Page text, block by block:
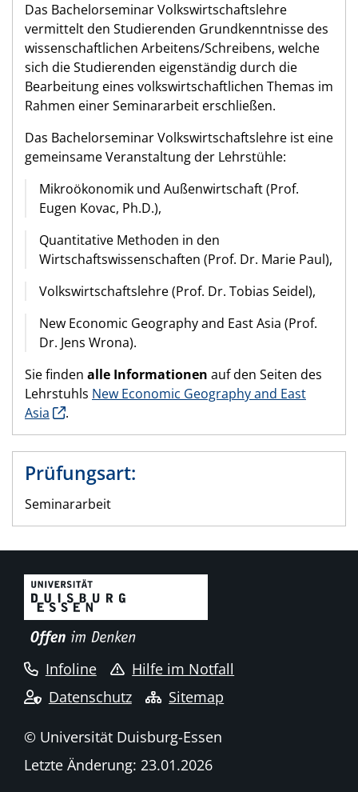
Das Bachelorseminar Volkswirtschaftslehre
vermittelt den Studierenden Grundkenntnisse des
wissenschaftlichen Arbeitens/Schreibens, welche
sich die Studierenden eigenständig durch die
Bearbeitung eines volkswirtschaftlichen Themas im
Rahmen einer Seminararbeit erschließen.
Das Bachelorseminar Volkswirtschaftslehre ist eine
gemeinsame Veranstaltung der Lehrstühle:
Mikroökonomik und Außenwirtschaft (Prof.
Eugen Kovac, Ph.D.),
Quantitative Methoden in den
Wirtschaftswissenschaften (Prof. Dr. Marie Paul),
Volkswirtschaftslehre (Prof. Dr. Tobias Seidel),
New Economic Geography and East Asia (Prof.
Dr. Jens Wrona).
Sie finden alle Informationen auf den Seiten des
Lehrstuhls New Economic Geography and East
Asia
.
Prüfungsart:
Seminararbeit
Infoline
Hilfe im Notfall
Datenschutz
Sitemap
© Universität Duisburg-Essen
Letzte Änderung: 23.01.2026